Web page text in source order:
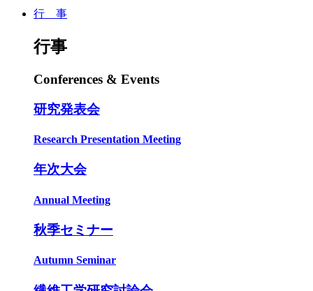
行 事
行事
Conferences & Events
研究発表会
Research Presentation Meeting
年次大会
Annual Meeting
秋季セミナー
Autumn Seminar